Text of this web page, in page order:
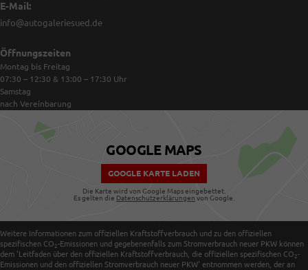
E-Mail:
info@autogaleriesued.de
Öffnungszeiten
Montag bis Freitag
07:30 – 12:30 & 13:00 – 17:30 Uhr
Samstag
nach Vereinbarung
GOOGLE MAPS
GOOGLE KARTE LADEN
Die Karte wird von Google Maps eingebettet.
Es gelten die Datenschutzerklärungen von Google.
Weitere Informationen zum offiziellen Kraftstoffverbrauch und zu den offiziellen
spezifischen CO 2-Emissionen und gegebenenfalls zum Stromverbrauch neuer PKW können
dem 'Leitfaden über den offiziellen Kraftstoffverbrauch, die offiziellen spezifischen CO 2-
Emissionen und den offiziellen Stromverbrauch neuer PKW' entnommen werden, der an